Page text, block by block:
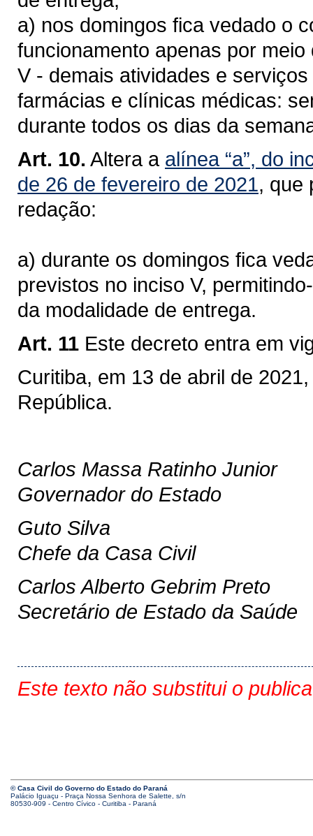
a) nos domingos fica vedado o
funcionamento apenas por
V - demais atividades e
farmácias e clínicas médicas:
durante todos os dias da
Art. 10. Altera a alínea “a”, do
de 26 de fevereiro de 2021, que
redação:
a) durante os domingos fica
previstos no inciso V,
da modalidade de entrega.
Art. 11 Este decreto entra em
Curitiba, em 13 de abril de
República.
Carlos Massa Ratinho Junior
Governador do Estado
Guto Silva
Chefe da Casa Civil
Carlos Alberto Gebrim Preto
Secretário de Estado da Saúde
Este texto não substitui o
© Casa Civil do Governo do Estado do Paraná
Palácio Iguaçu - Praça Nossa Senhora de Salette, s/n
80530-909 - Centro Cívico - Curitiba - Paraná